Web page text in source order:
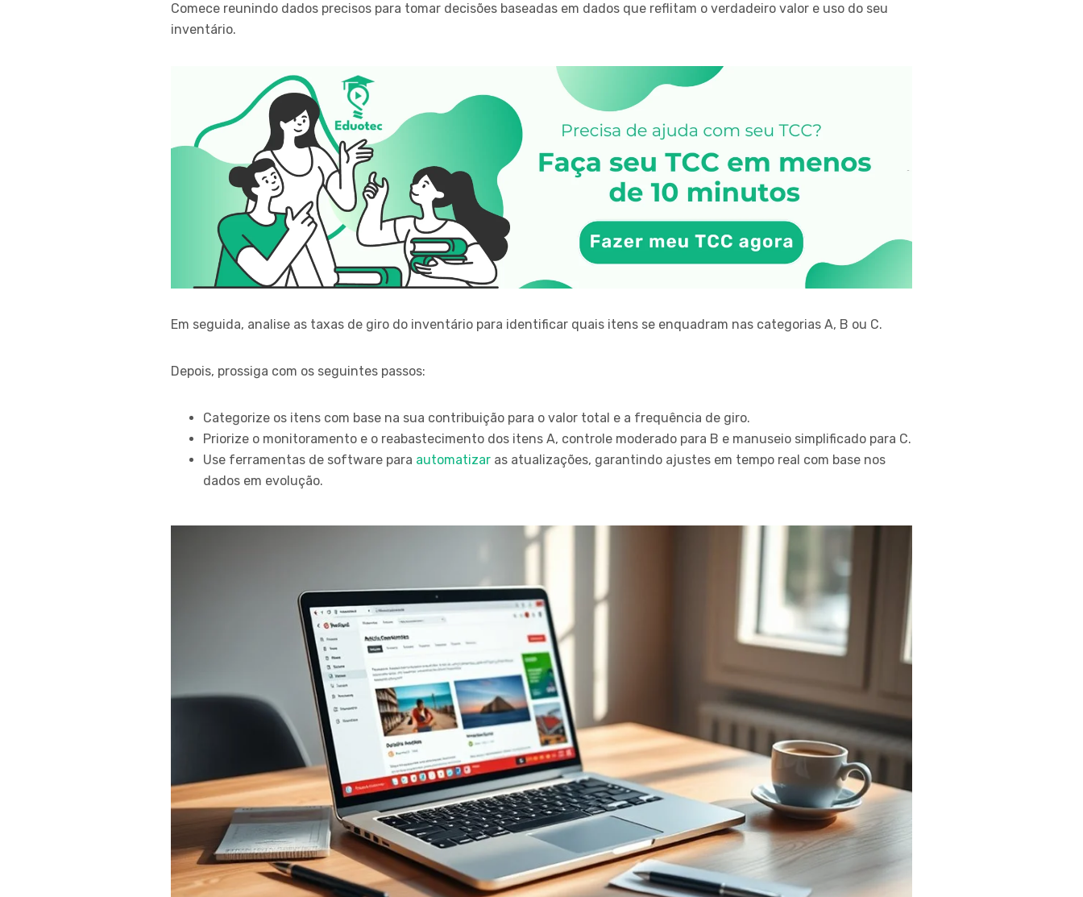
Comece reunindo dados precisos para tomar decisões baseadas em dados que reflitam o verdadeiro valor e uso do seu
inventário.
Em seguida, analise as taxas de giro do inventário para identificar quais itens se enquadram nas categorias A, B ou C.
Depois, prossiga com os seguintes passos:
Categorize os itens com base na sua contribuição para o valor total e a frequência de giro.
Priorize o monitoramento e o reabastecimento dos itens A, controle moderado para B e manuseio simplificado para C.
Use ferramentas de software para automatizar as atualizações, garantindo ajustes em tempo real com base nos
dados em evolução.